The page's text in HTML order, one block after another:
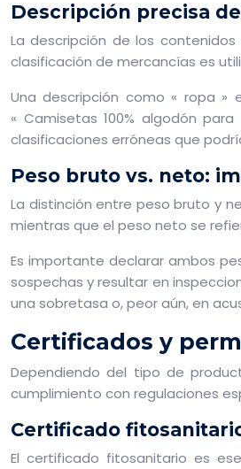
Descripción precisa
La descripción de los
clasificación de mercancías es
Una descripción como « ropa »
« Camisetas 100% algodón
clasificaciones erróneas que
Peso bruto vs. neto:
La distinción entre peso bruto y
mientras que el peso neto se
Es importante declarar ambos
sospechas y resultar en
una sobretasa o, peor aún, en
Certificados y
Dependiendo del tipo de
cumplimiento con regulaciones
Certificado
El certificado fitosanitario es